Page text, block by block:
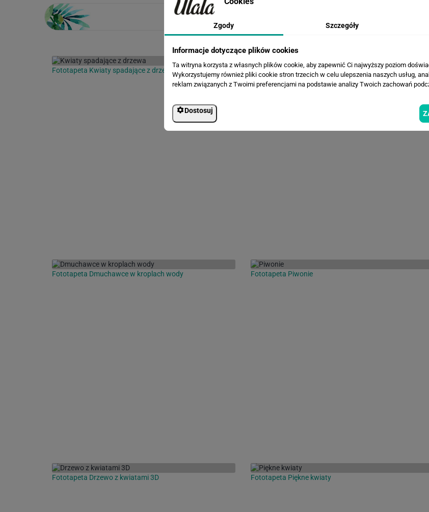
Fototapeta Kwiaty spadające z drzewa Fototapeta Kwiaty na łące
Fototapeta Dmuchawce w kroplach wody Fototapeta Piwonie
Fototapeta Drzewo z kwiatami 3D Fototapeta Piękne kwiaty
Zgody Szczegóły
Informacje dotyczące plików cookies
Ta witryna korzysta z własnych plików cookie, aby zapewnić Ci najwyższy poziom
Wykorzystujemy również pliki cookie stron trzecich w celu ulepszenia naszych usług,
reklam związanych z Twoimi preferencjami na podstawie analizy Twoich zachowań
Dostosuj